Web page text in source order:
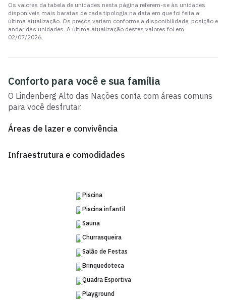
Os valores da tabela de unidades nesta página referem-se às unidades
disponíveis mais baratas de cada tipologia na data em que foi feita a
última atualização. Os preços variam conforme a disponibilidade, posição e
andar das unidades. A última atualização destes valores foi em
02/07/2026.
Conforto para você e sua família
O Lindenberg Alto das Nações conta com áreas comuns
para você desfrutar.
Áreas de lazer e convivência
Infraestrutura e comodidades
Piscina
Piscina infantil
Sauna
Churrasqueira
Salão de Festas
Brinquedoteca
Quadra Esportiva
Playground